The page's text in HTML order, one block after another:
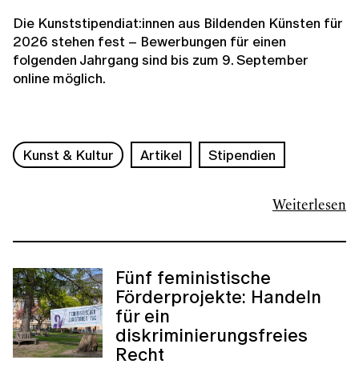
Die Kunststipendiat:innen aus Bildenden Künsten für
2026 stehen fest – Bewerbungen für einen
folgenden Jahrgang sind bis zum 9. September
online möglich.
Weiterlesen
Kunst & Kultur Artikel Stipendien
Fünf feministische
Förderprojekte: Handeln
für ein
diskriminierungsfreies
Recht